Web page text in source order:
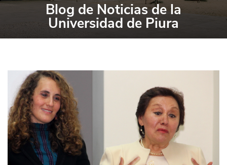
Blog de Noticias de la
Universidad de Piura